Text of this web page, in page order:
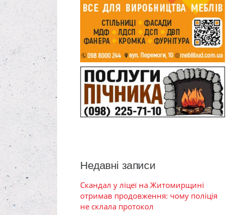
Недавні записи
Скандал у ліцеї на Житомирщині
отримав продовження: чому поліція
не склала протокол